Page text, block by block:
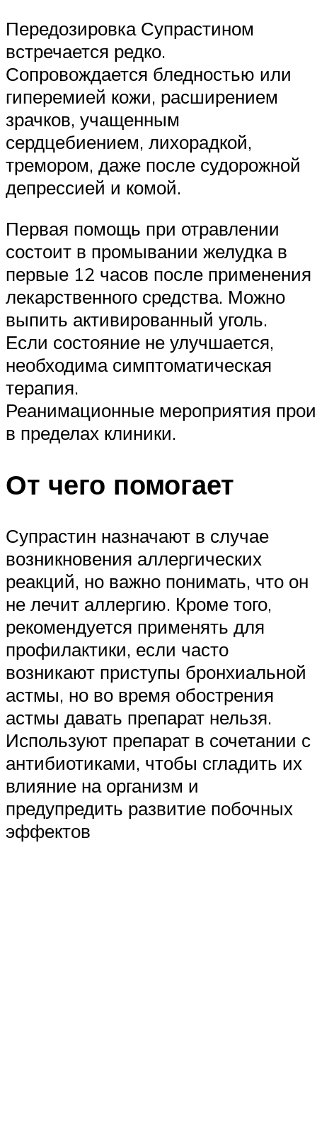
Передозировка Супрастином
встречается редко.
Сопровождается бледностью или
гиперемией кожи, расширением
зрачков, учащенным
сердцебиением, лихорадкой,
тремором, даже после судорожной
депрессией и комой.
Первая помощь при отравлении
состоит в промывании желудка в
первые 12 часов после применения
лекарственного средства. Можно
выпить активированный уголь.
Если состояние не улучшается,
необходима симптоматическая
терапия.
Реанимационные мероприятия
в пределах клиники.
От чего помогает
Супрастин назначают в случае
возникновения аллергических
реакций, но важно понимать, что он
не лечит аллергию. Кроме того,
рекомендуется применять для
профилактики, если часто
возникают приступы бронхиальной
астмы, но во время обострения
астмы давать препарат нельзя.
Используют препарат в сочетании с
антибиотиками, чтобы сгладить их
влияние на организм и
предупредить развитие побочных
эффектов